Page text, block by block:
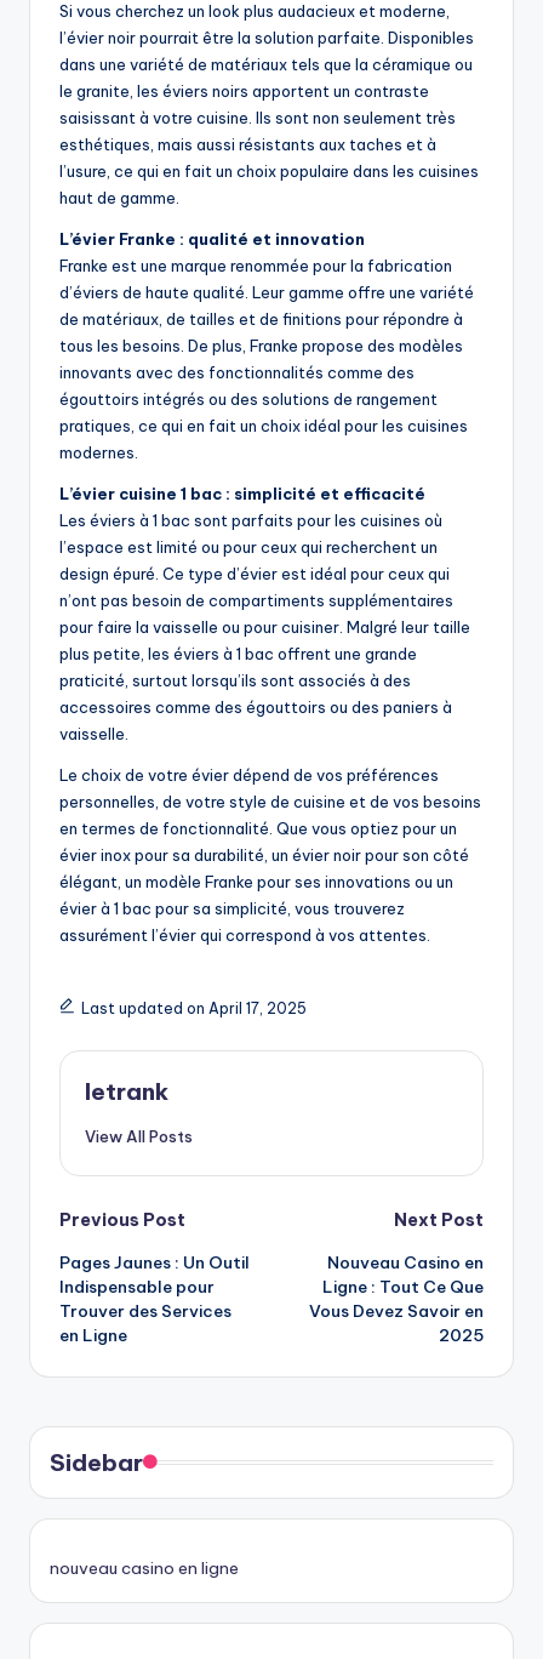
Si vous cherchez un look plus audacieux et moderne,
l’évier noir pourrait être la solution parfaite. Disponibles
dans une variété de matériaux tels que la céramique ou
le granite, les éviers noirs apportent un contraste
saisissant à votre cuisine. Ils sont non seulement très
esthétiques, mais aussi résistants aux taches et à
l’usure, ce qui en fait un choix populaire dans les cuisines
haut de gamme.
L’évier Franke : qualité et innovation
Franke est une marque renommée pour la fabrication
d’éviers de haute qualité. Leur gamme offre une variété
de matériaux, de tailles et de finitions pour répondre à
tous les besoins. De plus, Franke propose des modèles
innovants avec des fonctionnalités comme des
égouttoirs intégrés ou des solutions de rangement
pratiques, ce qui en fait un choix idéal pour les cuisines
modernes.
L’évier cuisine 1 bac : simplicité et efficacité
Les éviers à 1 bac sont parfaits pour les cuisines où
l’espace est limité ou pour ceux qui recherchent un
design épuré. Ce type d’évier est idéal pour ceux qui
n’ont pas besoin de compartiments supplémentaires
pour faire la vaisselle ou pour cuisiner. Malgré leur taille
plus petite, les éviers à 1 bac offrent une grande
praticité, surtout lorsqu’ils sont associés à des
accessoires comme des égouttoirs ou des paniers à
vaisselle.
Le choix de votre évier dépend de vos préférences
personnelles, de votre style de cuisine et de vos besoins
en termes de fonctionnalité. Que vous optiez pour un
évier inox pour sa durabilité, un évier noir pour son côté
élégant, un modèle Franke pour ses innovations ou un
évier à 1 bac pour sa simplicité, vous trouverez
assurément l’évier qui correspond à vos attentes.
Last updated on April 17, 2025
letrank
View All Posts
Post
navigation
Previous Post
Pages Jaunes : Un Outil
Indispensable pour
Trouver des Services
en Ligne
Next Post
Nouveau Casino en
Ligne : Tout Ce Que
Vous Devez Savoir en
2025
Sidebar
nouveau casino en ligne